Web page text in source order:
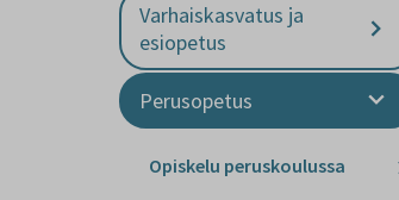
Varhaiskasvatus ja
esiopetus
Perusopetus
Opiskelu peruskoulussa